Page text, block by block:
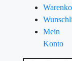
Mein
Konto